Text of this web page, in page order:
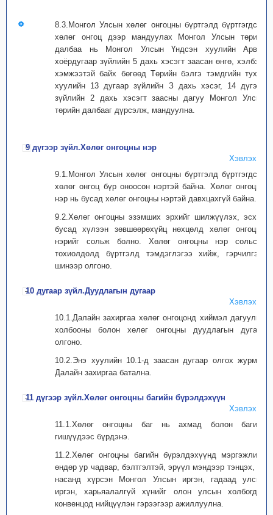
8.3.Монгол Улсын хөлөг онгоцны бүртгэлд бүртгэгдсэн
хөлөг онгоц дээр мандуулах Монгол Улсын төрийн
далбаа нь Монгол Улсын Үндсэн хуулийн Арван
хоёрдугаар зүйлийн 5 дахь хэсэгт заасан өнгө, хэлбэр,
хэмжээтэй байх бөгөөд Төрийн бэлгэ тэмдгийн тухай
хуулийн 13 дугаар зүйлийн З дахь хэсэг, 14 дүгээр
зүйлийн 2 дахь хэсэгт заасны дагуу Монгол Улсын
төрийн далбааг дүрсэлж, мандуулна.
9 дүгээр зүйл.Хөлөг онгоцны нэр
Хэвлэх
9.1.Монгол Улсын хөлөг онгоцны бүртгэлд бүртгэгдсэн
хөлөг онгоц бүр оноосон нэртэй байна. Хөлөг онгоцны
нэр нь бусад хөлөг онгоцны нэртэй давхцахгүй байна.
9.2.Хөлөг онгоцны эзэмших эрхийг шилжүүлэх, эсхүл
бусад хүлээн зөвшөөрөхүйц нөхцөлд хөлөг онгоцны
нэрийг сольж болно. Хөлөг онгоцны нэр сольсон
тохиолдолд бүртгэлд тэмдэглэгээ хийж, гэрчилгээг
шинээр олгоно.
10 дугаар зүйл.Дуудлагын дугаар
Хэвлэх
10.1.Далайн захиргаа хөлөг онгоцонд хиймэл дагуулын
холбооны болон хөлөг онгоцны дуудлагын дугаар
олгоно.
10.2.Энэ хуулийн 10.1-д заасан дугаар олгох журмыг
Далайн захиргаа батална.
11 дүгээр зүйл.Хөлөг онгоцны багийн бүрэлдэхүүн
Хэвлэх
11.1.Хөлөг онгоцны баг нь ахмад болон багийн
гишүүдээс бүрдэнэ.
11.2.Хөлөг онгоцны багийн бүрэлдэхүүнд мэргэжлийн
өндөр ур чадвар, бэлтгэлтэй, эрүүл мэндээр тэнцэх, 18
насанд хүрсэн Монгол Улсын иргэн, гадаад улсын
иргэн, харьяалалгүй хүнийг олон улсын холбогдох
конвенцод нийцүүлэн гэрээгээр ажиллуулна.